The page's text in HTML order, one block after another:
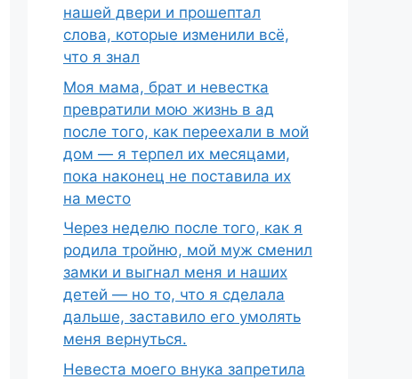
нашей двери и прошептал
слова, которые изменили всё,
что я знал
Моя мама, брат и невестка
превратили мою жизнь в ад
после того, как переехали в мой
дом — я терпел их месяцами,
пока наконец не поставила их
на место
Через неделю после того, как я
родила тройню, мой муж сменил
замки и выгнал меня и наших
детей — но то, что я сделала
дальше, заставило его умолять
меня вернуться.
Невеста моего внука запретила